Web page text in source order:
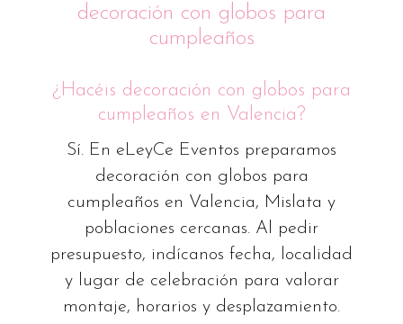
decoración con globos para
cumpleaños
¿Hacéis decoración con globos para
cumpleaños en Valencia?
Sí. En eLeyCe Eventos preparamos
decoración con globos para
cumpleaños en Valencia, Mislata y
poblaciones cercanas. Al pedir
presupuesto, indícanos fecha, localidad
y lugar de celebración para valorar
montaje, horarios y desplazamiento.